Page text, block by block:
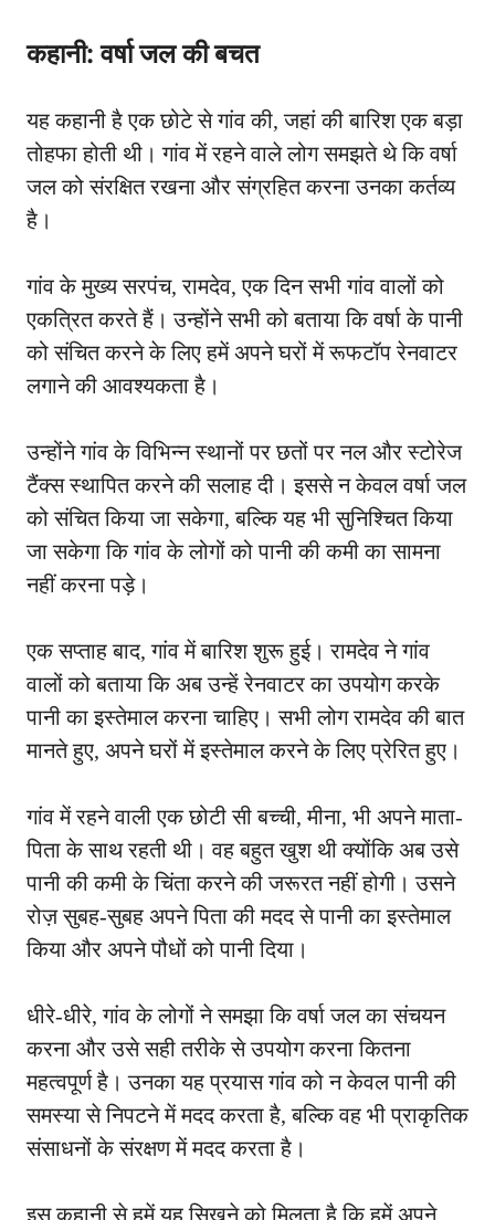
कहानी: वर्षा जल की बचत
यह कहानी है एक छोटे से गांव की, जहां की बारिश एक बड़ा
तोहफा होती थी। गांव में रहने वाले लोग समझते थे कि वर्षा
जल को संरक्षित रखना और संग्रहित करना उनका कर्तव्य
है।
गांव के मुख्य सरपंच, रामदेव, एक दिन सभी गांव वालों को
एकत्रित करते हैं। उन्होंने सभी को बताया कि वर्षा के पानी
को संचित करने के लिए हमें अपने घरों में रूफटॉप रेनवाटर
लगाने की आवश्यकता है।
उन्होंने गांव के विभिन्न स्थानों पर छतों पर नल और स्टोरेज
टैंक्स स्थापित करने की सलाह दी। इससे न केवल वर्षा जल
को संचित किया जा सकेगा, बल्कि यह भी सुनिश्चित किया
जा सकेगा कि गांव के लोगों को पानी की कमी का सामना
नहीं करना पड़े।
एक सप्ताह बाद, गांव में बारिश शुरू हुई। रामदेव ने गांव
वालों को बताया कि अब उन्हें रेनवाटर का उपयोग करके
पानी का इस्तेमाल करना चाहिए। सभी लोग रामदेव की बात
मानते हुए, अपने घरों में इस्तेमाल करने के लिए प्रेरित हुए।
गांव में रहने वाली एक छोटी सी बच्ची, मीना, भी अपने माता-
पिता के साथ रहती थी। वह बहुत खुश थी क्योंकि अब उसे
पानी की कमी के चिंता करने की जरूरत नहीं होगी। उसने
रोज़ सुबह-सुबह अपने पिता की मदद से पानी का इस्तेमाल
किया और अपने पौधों को पानी दिया।
धीरे-धीरे, गांव के लोगों ने समझा कि वर्षा जल का संचयन
करना और उसे सही तरीके से उपयोग करना कितना
महत्वपूर्ण है। उनका यह प्रयास गांव को न केवल पानी की
समस्या से निपटने में मदद करता है, बल्कि वह भी प्राकृतिक
संसाधनों के संरक्षण में मदद करता है।
इस कहानी से हमें यह सिखने को मिलता है कि हमें अपने